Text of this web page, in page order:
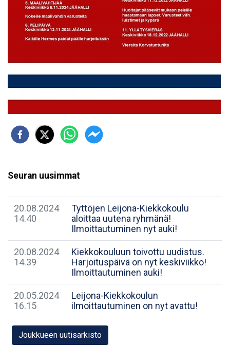
Seuran uusimmat
20.08.2024
14.40
Tyttöjen Leijona-Kiekkokoulu
aloittaa uutena ryhmänä!
Ilmoittautuminen nyt auki!
20.08.2024
14.39
Kiekkokouluun toivottu uudistus.
Harjoituspäivä on nyt keskiviikko!
Ilmoittautuminen auki!
20.05.2024
16.15
Leijona-Kiekkokoulun
ilmoittautuminen on nyt avattu!
Joukkueen uutisarkisto